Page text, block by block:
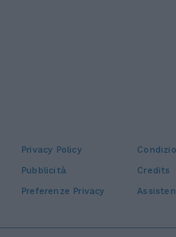
Privacy Policy
Pubblicità
Credits
Preferenze Privacy